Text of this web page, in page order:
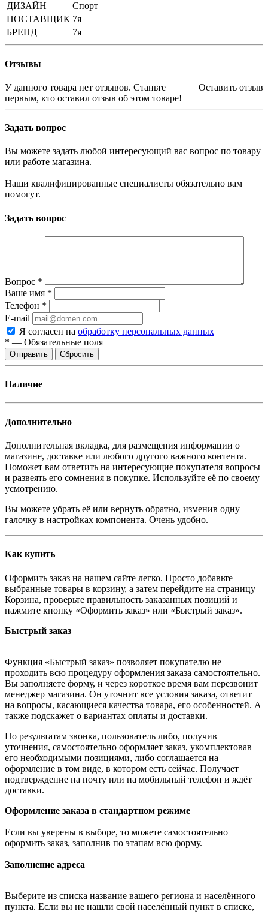
ДИЗАЙН
Спорт
ПОСТАВЩИК 7я
БРЕНД
7я
Отзывы
Оставить отзыв
У данного товара нет отзывов. Станьте
первым, кто оставил отзыв об этом товаре!
Задать вопрос
Вы можете задать любой интересующий вас вопрос по товару
или работе магазина.
Наши квалифицированные специалисты обязательно вам
помогут.
Задать вопрос
Вопрос *
Ваше имя *
Телефон *
E-mail
Я согласен на обработку персональных данных
* — Обязательные поля
Отправить Сбросить
Наличие
Дополнительно
Дополнительная вкладка, для размещения информации о
магазине, доставке или любого другого важного контента.
Поможет вам ответить на интересующие покупателя вопросы
и развеять его сомнения в покупке. Используйте её по своему
усмотрению.
Вы можете убрать её или вернуть обратно, изменив одну
галочку в настройках компонента. Очень удобно.
Как купить
Оформить заказ на нашем сайте легко. Просто добавьте
выбранные товары в корзину, а затем перейдите на страницу
Корзина, проверьте правильность заказанных позиций и
нажмите кнопку «Оформить заказ» или «Быстрый заказ».
Быстрый заказ
Функция «Быстрый заказ» позволяет покупателю не
проходить всю процедуру оформления заказа самостоятельно.
Вы заполняете форму, и через короткое время вам перезвонит
менеджер магазина. Он уточнит все условия заказа, ответит
на вопросы, касающиеся качества товара, его особенностей. А
также подскажет о вариантах оплаты и доставки.
По результатам звонка, пользователь либо, получив
уточнения, самостоятельно оформляет заказ, укомплектовав
его необходимыми позициями, либо соглашается на
оформление в том виде, в котором есть сейчас. Получает
подтверждение на почту или на мобильный телефон и ждёт
доставки.
Оформление заказа в стандартном режиме
Если вы уверены в выборе, то можете самостоятельно
оформить заказ, заполнив по этапам всю форму.
Заполнение адреса
Выберите из списка название вашего региона и населённого
пункта. Если вы не нашли свой населённый пункт в списке,